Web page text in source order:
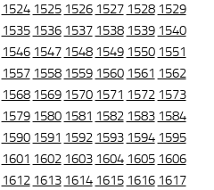
1524 1525 1526 1527 1528 1529
1535 1536 1537 1538 1539 1540
1546 1547 1548 1549 1550 1551
1557 1558 1559 1560 1561 1562
1568 1569 1570 1571 1572 1573
1579 1580 1581 1582 1583 1584
1590 1591 1592 1593 1594 1595
1601 1602 1603 1604 1605 1606
1612 1613 1614 1615 1616 1617